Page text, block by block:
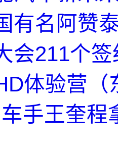
有名阿赞
会211个签
体验营（
手王奎程